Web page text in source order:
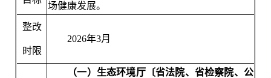
场健康发展。
整改
时限
2026年3月
（一）生态环境厅〔省法院、省检察院、公